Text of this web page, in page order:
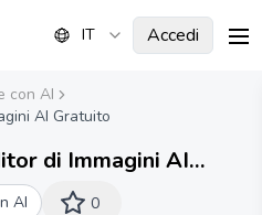
IT Accedi
con AI
AI Gratuito
di Immagini AI
10s
AI 0